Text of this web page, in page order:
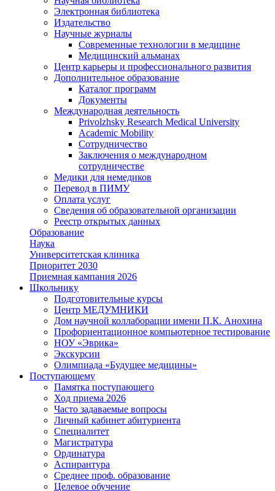
Электронная библиотека
Издательство
Научные журналы
Современные технологии в медицине
Медицинский альманах
Центр карьеры и профессионального развития
Дополнительное образование
Каталог программ
Документы
Международная деятельность
Privolzhsky Research Medical University
Academic Mobility
Сотрудничество
Заключения о международном
сотрудничестве
Медики для немедиков
Перевод в ПИМУ
Оплата услуг
Сведения об образовательной организации
Реестр открытых данных
Образование
Наука
Университетская клиника
Приоритет 2030
Приемная кампания 2026
Школьнику
Подготовительные курсы
Центр МЕДУМНИКИ
Дом научной коллаборации имени П.К. Анохина
Профориентационное компьютерное тестирование
НОУ «Эврика»
Экскурсии
Олимпиада «Будущее медицины»
Поступающему
Памятка поступающего
Ход приема 2026
Часто задаваемые вопросы
Личный кабинет абитуриента
Специалитет
Магистратура
Ординатура
Аспирантура
Среднее проф. образование
Целевое обучение